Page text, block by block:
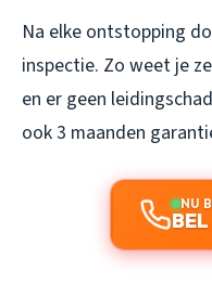
Na elke ontstopping
inspectie. Zo weet je
en er geen
ook 3 maanden
NU